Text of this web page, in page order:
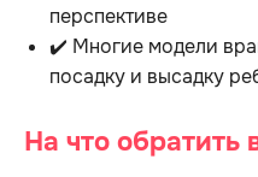
перспективе
✔️ Многие модели
посадку и высадку
На что обратить